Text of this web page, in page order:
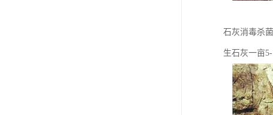
石灰消毒杀菌
生石灰一亩